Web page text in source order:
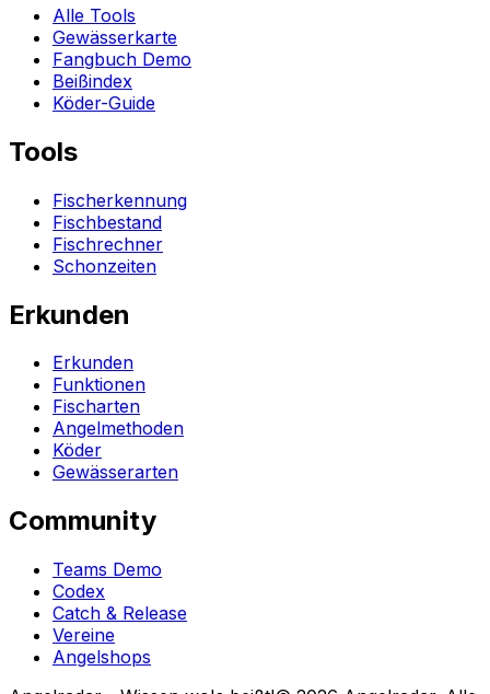
Alle Tools
Gewässerkarte
Fangbuch Demo
Beißindex
Köder-Guide
Tools
Fischerkennung
Fischbestand
Fischrechner
Schonzeiten
Erkunden
Erkunden
Funktionen
Fischarten
Angelmethoden
Köder
Gewässerarten
Community
Teams Demo
Codex
Catch & Release
Vereine
Angelshops